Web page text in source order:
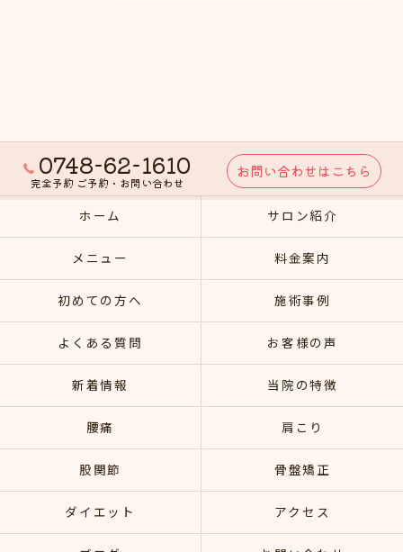
0748-62-1610
完全予約 ご予約・お問い合わせ
お問い合わせはこちら
ホーム サロン紹介
メニュー 料金案内
初めての方へ 施術事例
よくある質問 お客様の声
新着情報 当院の特徴
腰痛 肩こり
股関節 骨盤矯正
ダイエット アクセス